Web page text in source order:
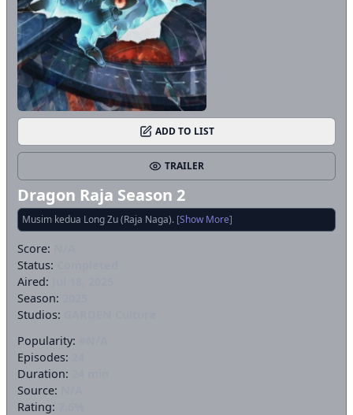
ADD TO LIST
TRAILER
Dragon Raja Season 2
Musim kedua Long Zu (Raja Naga). [Show More]
Score:
Status:
Aired:
Season:
Studios:
Popularity:
Episodes:
Duration:
Source:
Rating: